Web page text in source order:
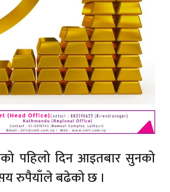
पहिलो दिन आइतबार सुनको
रुपैयाँले बढेको छ ।